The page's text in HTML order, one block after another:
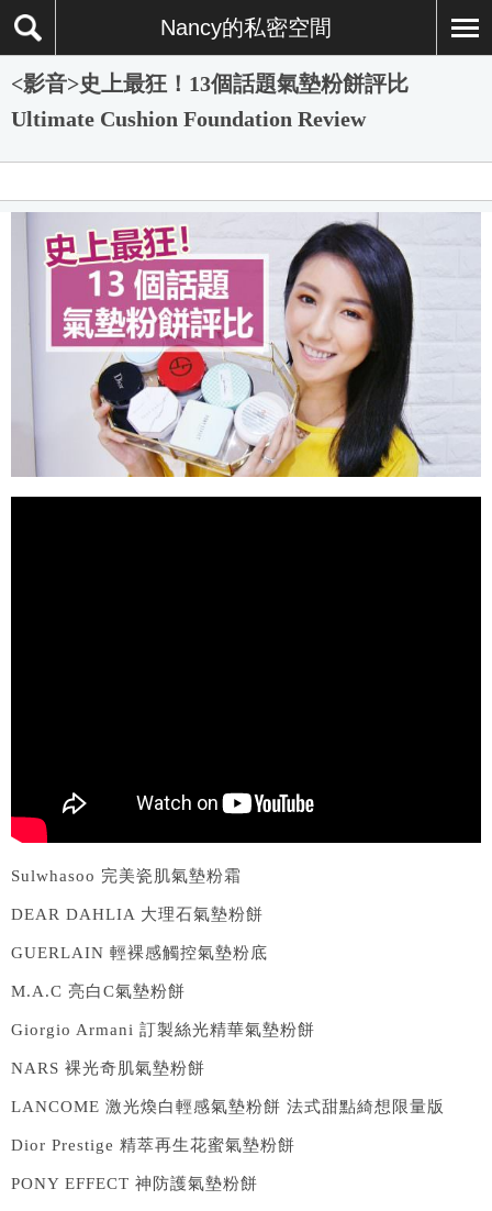
Nancy的私密空間
<影音>史上最狂！13個話題氣墊粉餅評比
Ultimate Cushion Foundation Review
Sulwhasoo 完美瓷肌氣墊粉霜
DEAR DAHLIA 大理石氣墊粉餅
GUERLAIN 輕裸感觸控氣墊粉底
M.A.C 亮白C氣墊粉餅
Giorgio Armani 訂製絲光精華氣墊粉餅
NARS 裸光奇肌氣墊粉餅
LANCOME 激光煥白輕感氣墊粉餅 法式甜點綺想限量版
Dior Prestige 精萃再生花蜜氣墊粉餅
PONY EFFECT 神防護氣墊粉餅